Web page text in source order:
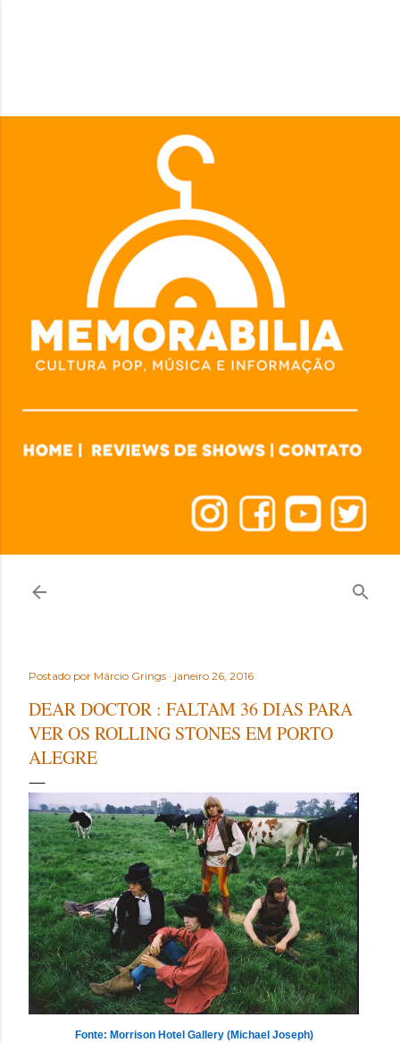
Postado por Márcio Grings janeiro 26, 2016
DEAR DOCTOR : FALTAM 36 DIAS PARA
VER OS ROLLING STONES EM PORTO
ALEGRE
Fonte: Morrison Hotel Gallery (Michael Joseph)